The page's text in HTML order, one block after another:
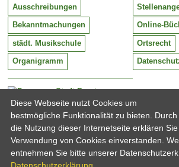
Stadt Barntrup
Mittelstraße 38
32683 Barntrup
Tel:
Email:
05263 / 409-0
info@barntrup.de
Ausschreibungen
Bekanntmachungen Online-
städt. Musikschule Ortsrecht
Organigramm
Diese Webseite nutzt Cookies um
bestmögliche Funktionalität zu bieten. Durch
die Nutzung dieser Internetseite erklären
Verwendung von Cookies einverstanden.
entnehmen Sie bitte unserer